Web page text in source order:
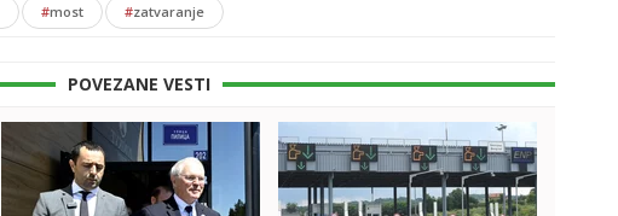
#most #zatvaranje
POVEZANE VESTI